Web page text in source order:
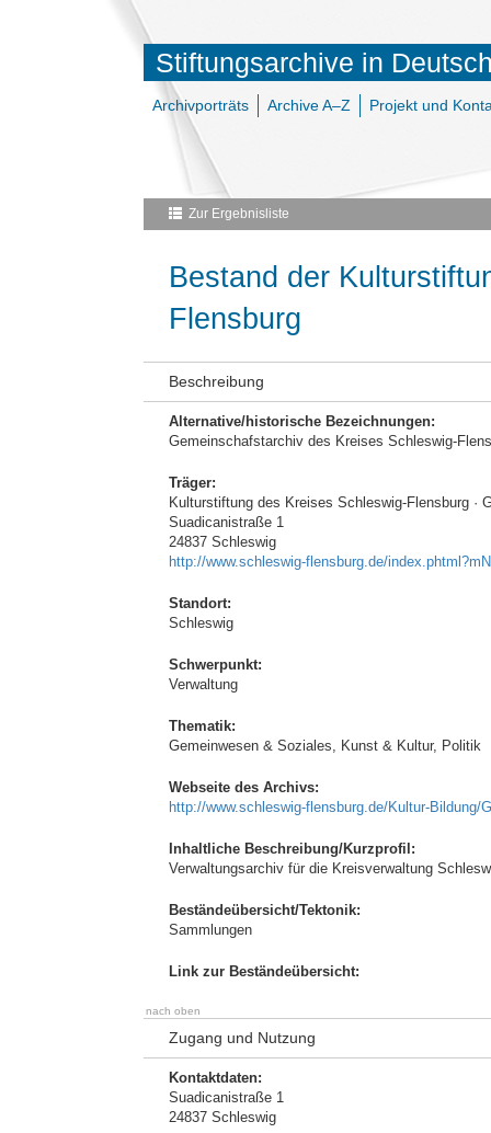
Stiftungsarchive in
Archivporträts Archive A–Z Projekt und
Zur Ergebnisliste
Bestand der
Flensburg
Beschreibung
Alternative/historische Bezeichnungen:
Gemeinschafstarchiv des Kreises Schleswig-
Träger:
Kulturstiftung des Kreises Schleswig-Flensburg ·
Suadicanistraße 1
24837 Schleswig
http://www.schleswig-flensburg.de/
Standort:
Schleswig
Schwerpunkt:
Verwaltung
Thematik:
Gemeinwesen & Soziales, Kunst & Kultur, Politik
Webseite des Archivs:
http://www.schleswig-flensburg.de/Kultur-Bildung/
Inhaltliche Beschreibung/Kurzprofil:
Verwaltungsarchiv für die Kreisverwaltung
Beständeübersicht/Tektonik:
Sammlungen
Link zur Beständeübersicht:
nach oben
Zugang und Nutzung
Kontaktdaten:
Suadicanistraße 1
24837 Schleswig